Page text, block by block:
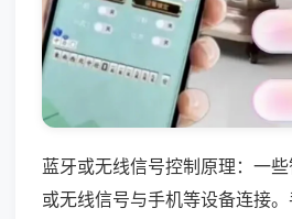
蓝牙或无线信号控制原理：一
或无线信号与手机等设备连接